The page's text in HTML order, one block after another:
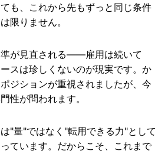
も、これから先もずっと同じ条件
限りません。
が見直される――雇用は続いて
スは珍しくないのが現実です。か
ジションが重視されましたが、今
性が問われます。
"量"ではなく"転用できる力"として
ています。だからこそ、これまで